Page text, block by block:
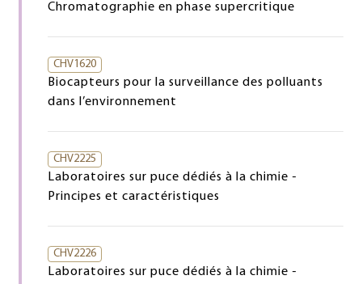
Chromatographie en phase supercritique
CHV1620
Biocapteurs pour la surveillance des polluants
dans l’environnement
CHV2225
Laboratoires sur puce dédiés à la chimie -
Principes et caractéristiques
CHV2226
Laboratoires sur puce dédiés à la chimie -